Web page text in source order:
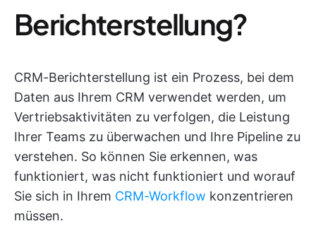
Berichterstellung?
CRM-Berichterstellung ist ein Prozess, bei dem
Daten aus Ihrem CRM verwendet werden, um
Vertriebsaktivitäten zu verfolgen, die Leistung
Ihrer Teams zu überwachen und Ihre Pipeline zu
verstehen. So können Sie erkennen, was
funktioniert, was nicht funktioniert und worauf
Sie sich in Ihrem CRM-Workflow konzentrieren
müssen.